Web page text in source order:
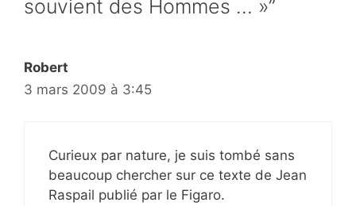
souvient des Hommes … »”
Robert
3 mars 2009 à 3:45
Curieux par nature, je suis tombé sans
beaucoup chercher sur ce texte de Jean
Raspail publié par le Figaro.